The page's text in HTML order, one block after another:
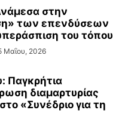
στην
των επενδύσεων
του τόπου
Μαΐου, 2026
Παγκρήτια
διαμαρτυρίας
«Συνέδριο για τη